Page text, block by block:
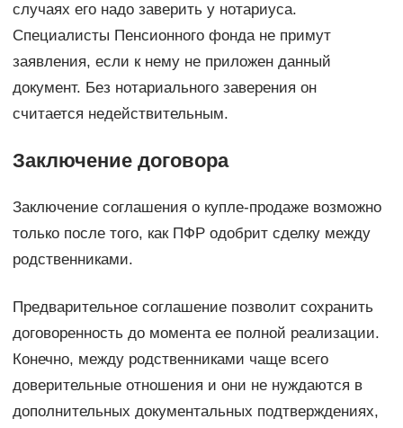
случаях его надо заверить у нотариуса.
Специалисты Пенсионного фонда не примут
заявления, если к нему не приложен данный
документ. Без нотариального заверения он
считается недействительным.
Заключение договора
Заключение соглашения о купле-продаже возможно
только после того, как ПФР одобрит сделку между
родственниками.
Предварительное соглашение позволит сохранить
договоренность до момента ее полной реализации.
Конечно, между родственниками чаще всего
доверительные отношения и они не нуждаются в
дополнительных документальных подтверждениях,